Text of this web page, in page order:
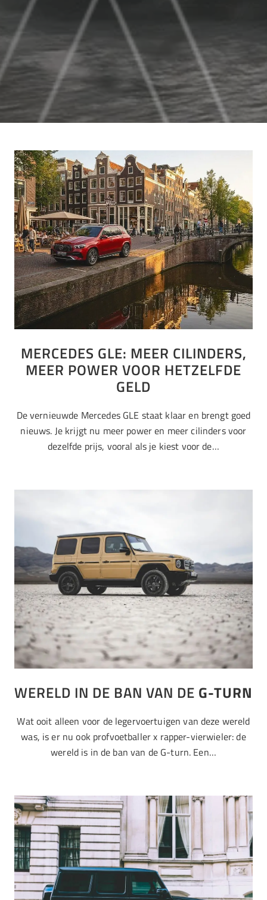
MERCEDES GLE: MEER CILINDERS,
MEER POWER VOOR HETZELFDE
GELD
De vernieuwde Mercedes GLE staat klaar en brengt goed
nieuws. Je krijgt nu meer power en meer cilinders voor
dezelfde prijs, vooral als je kiest voor de…
WERELD IN DE BAN VAN DE G-TURN
Wat ooit alleen voor de legervoertuigen van deze wereld
was, is er nu ook profvoetballer x rapper-vierwieler: de
wereld is in de ban van de G-turn. Een…